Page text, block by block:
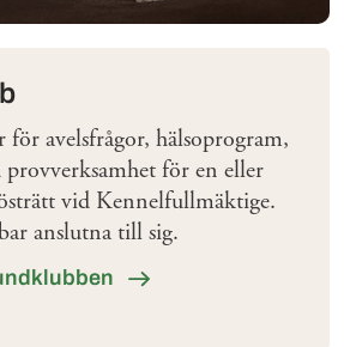
för avelsfrågor, hälsoprogram,
för en eller
vid Kennelfullmäktige.
anslutna till sig.